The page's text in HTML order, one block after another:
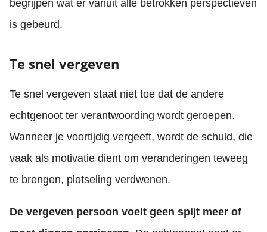
begrijpen wat er vanuit alle betrokken perspectieven
is gebeurd.
Te snel vergeven
Te snel vergeven staat niet toe dat de andere
echtgenoot ter verantwoording wordt geroepen.
Wanneer je voortijdig vergeeft, wordt de schuld, die
vaak als motivatie dient om veranderingen teweeg
te brengen, plotseling verdwenen.
De vergeven persoon voelt geen spijt meer of